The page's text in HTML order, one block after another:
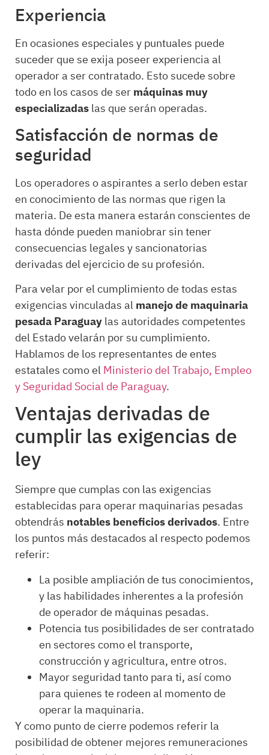
Experiencia
En ocasiones especiales y puntuales puede
suceder que se exija poseer experiencia al
operador a ser contratado. Esto sucede sobre
todo en los casos de sermáquinas muy
especializadaslas que serán operadas.
Satisfacción de normas de
seguridad
Los operadores o aspirantes a serlo deben estar
en conocimiento de las normas que rigen la
materia. De esta manera estarán conscientes de
hasta dónde pueden maniobrar sin tener
consecuencias legales y sancionatorias
derivadas del ejercicio de su profesión.
Para velar por el cumplimiento de todas estas
exigencias vinculadas almanejo de maquinaria
pesada Paraguaylas autoridades competentes
del Estado velarán por su cumplimiento.
Hablamos de los representantes de entes
estatales como elMinisterio del Trabajo, Empleo
y Seguridad Social de Paraguay.
Ventajas derivadas de
cumplir las exigencias de
ley
Siempre que cumplas con las exigencias
establecidas para operar maquinarias pesadas
obtendrás notables beneficios derivados. Entre
los puntos más destacados al respecto podemos
referir:
La posible ampliación de tus conocimientos,
y las habilidades inherentes a la profesión
de operador de máquinas pesadas.
Potencia tus posibilidades de ser contratado
en sectores como el transporte,
construcción y agricultura, entre otros.
Mayor seguridad tanto para ti, así como
para quienes te rodeen al momento de
operar la maquinaria.
Y como punto de cierre podemos referir la
posibilidad de obtener mejores remuneraciones